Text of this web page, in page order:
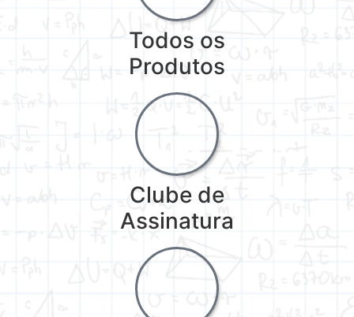
Todos os
Produtos
Clube de
Assinatura